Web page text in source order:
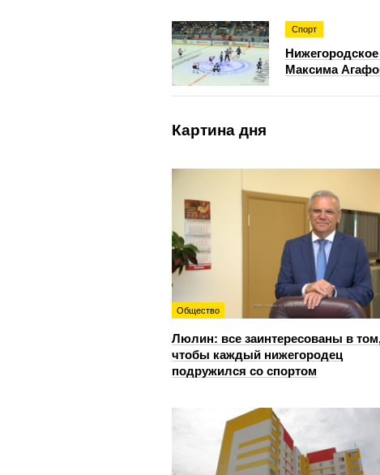
Спорт
Максима
Картина дня
Общество
Люлин: все заинтересованы в
чтобы каждый нижегородец
подружился со спортом